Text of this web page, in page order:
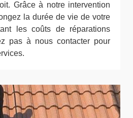
Grâce à notre intervention
la durée de vie de votre
les coûts de réparations
pas à nous contacter pour